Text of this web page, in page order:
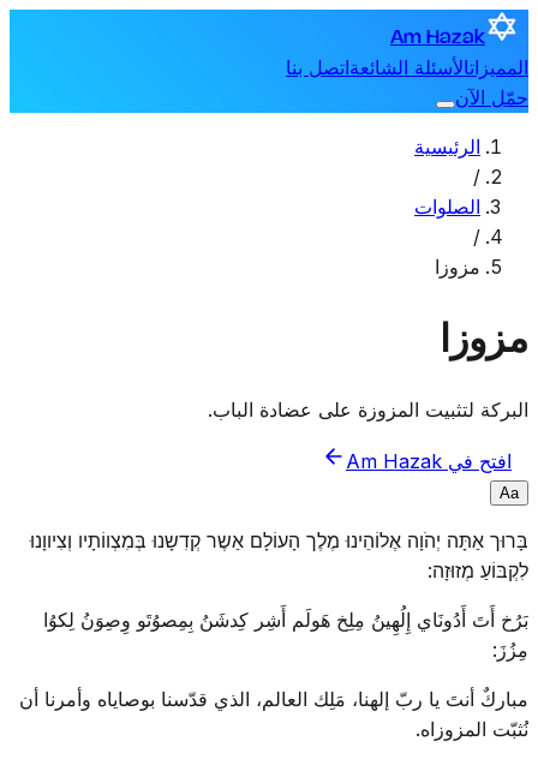
Am Hazak
المميزاتالأسئلة الشائعةاتصل بنا
حمّل الآن
الرئيسية
/
الصلوات
/
مزوزا
مزوزا
البركة لتثبيت المزوزة على عضادة الباب.
افتح في Am Hazak
Aa
בָּרוּך אַתָּה יְהֹוָה אֶלוֹהֵינוּ מֶלֶך הָעוֹלָם אַשֶר קְדִשָנוּ בְּמִצְווֹתָיו וְצִיווָנוּ
לִקְבּוֹעַ מְזוּזָה:
بَرُخ أَتَ أَدُونَاي إِلُهِينُ مِلِخ هَولَم أَشِر كِدشَنُ بِمِصوُتَو وِصِوَنُ لِكوُا
مِزُزَ:
مباركٌ أنتَ يا ربّ إلهنا، مَلِك العالم، الذي قدّسنا بوصاياه وأمرنا أن
نُثبّت المزوزاه.